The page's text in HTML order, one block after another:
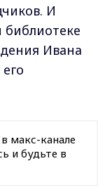
И
библиотеке
Ивана
макс-канале
и будьте в